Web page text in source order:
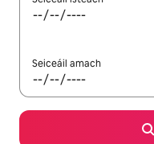
Seiceáil amach